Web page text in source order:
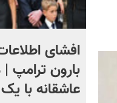
افشای
بارون ترامپ |
عاشقانه با